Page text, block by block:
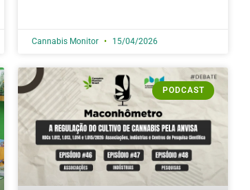
Cannabis Monitor 15/04/2026
PODCAST